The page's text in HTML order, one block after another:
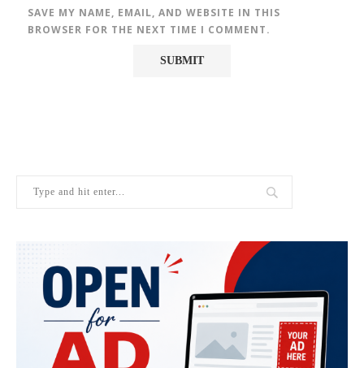
SAVE MY NAME, EMAIL, AND WEBSITE IN THIS
BROWSER FOR THE NEXT TIME I COMMENT.